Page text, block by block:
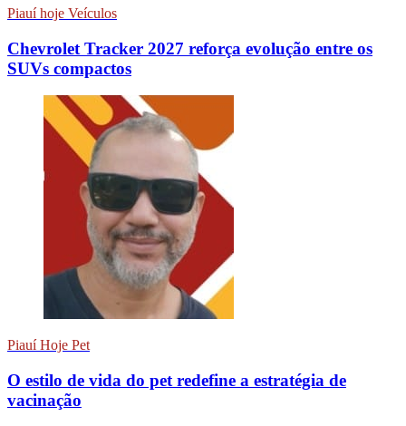
Piauí hoje Veículos
Chevrolet Tracker 2027 reforça evolução entre os
SUVs compactos
Piauí Hoje Pet
O estilo de vida do pet redefine a estratégia de
vacinação